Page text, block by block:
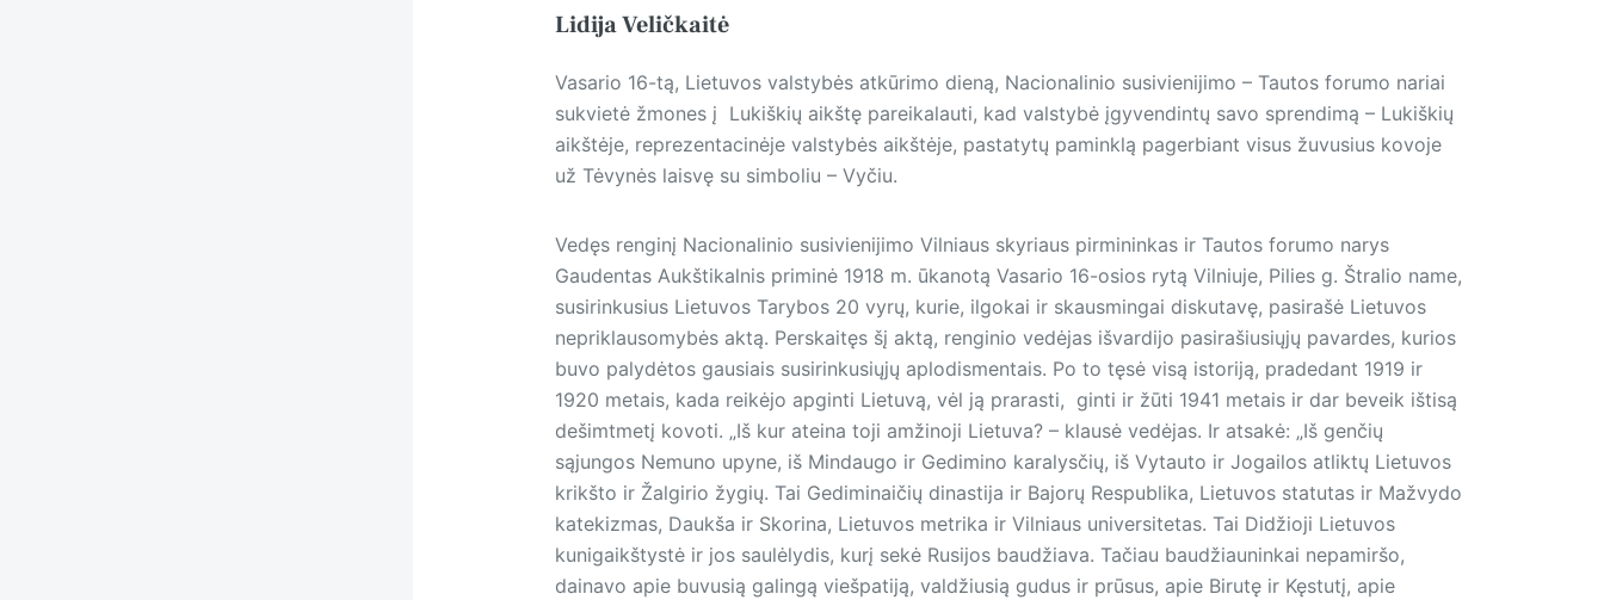
Lidija Veličkaitė
Vasario 16-tą, Lietuvos valstybės atkūrimo dieną, Nacionalinio susivienijimo – Tautos forumo nariai
sukvietė žmones į Lukiškių aikštę pareikalauti, kad valstybė įgyvendintų savo sprendimą – Lukiškių
aikštėje, reprezentacinėje valstybės aikštėje, pastatytų paminklą pagerbiant visus žuvusius kovoje
už Tėvynės laisvę su simboliu – Vyčiu.
Vedęs renginį Nacionalinio susivienijimo Vilniaus skyriaus pirmininkas ir Tautos forumo narys
Gaudentas Aukštikalnis priminė 1918 m. ūkanotą Vasario 16-osios rytą Vilniuje, Pilies g. Štralio name,
susirinkusius Lietuvos Tarybos 20 vyrų, kurie, ilgokai ir skausmingai diskutavę, pasirašė Lietuvos
nepriklausomybės aktą. Perskaitęs šį aktą, renginio vedėjas išvardijo pasirašiusiųjų pavardes, kurios
buvo palydėtos gausiais susirinkusiųjų aplodismentais. Po to tęsė visą istoriją, pradedant 1919 ir
1920 metais, kada reikėjo apginti Lietuvą, vėl ją prarasti, ginti ir žūti 1941 metais ir dar beveik ištisą
dešimtmetį kovoti. „Iš kur ateina toji amžinoji Lietuva? – klausė vedėjas. Ir atsakė: „Iš genčių
sąjungos Nemuno upyne, iš Mindaugo ir Gedimino karalysčių, iš Vytauto ir Jogailos atliktų Lietuvos
krikšto ir Žalgirio žygių. Tai Gediminaičių dinastija ir Bajorų Respublika, Lietuvos statutas ir Mažvydo
katekizmas, Daukša ir Skorina, Lietuvos metrika ir Vilniaus universitetas. Tai Didžioji Lietuvos
kunigaikštystė ir jos saulėlydis, kurį sekė Rusijos baudžiava. Tačiau baudžiauninkai nepamiršo,
dainavo apie buvusią galingą viešpatiją, valdžiusią gudus ir prūsus, apie Birutę ir Kęstutį, apie